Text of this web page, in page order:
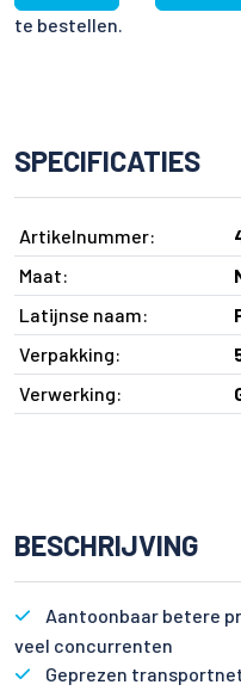
te bestellen.
SPECIFICATIES
Artikelnummer:
Maat:
Latijnse naam:
Verpakking:
Verwerking:
BESCHRIJVING
Aantoonbaar betere
veel concurrenten
Geprezen